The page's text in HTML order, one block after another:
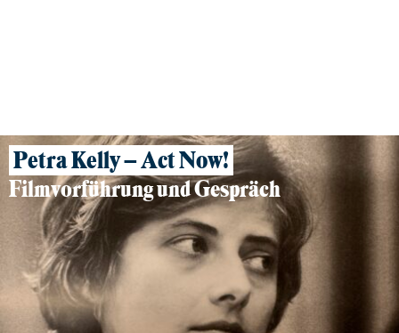
Petra Kelly – Act Now!
Filmvorführung und Gespräch